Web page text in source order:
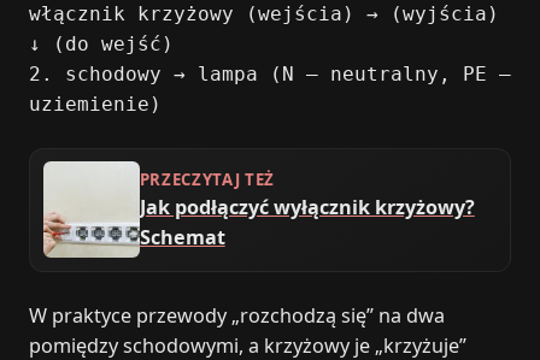
włącznik krzyżowy (wejścia) → (wyjścia)
↓ (do wejść)
2. schodowy → lampa (N – neutralny, PE –
uziemienie)
PRZECZYTAJ TEŻ
Jak podłączyć wyłącznik krzyżowy?
Schemat
W praktyce przewody „rozchodzą się” na dwa
pomiędzy schodowymi, a krzyżowy je „krzyżuje”